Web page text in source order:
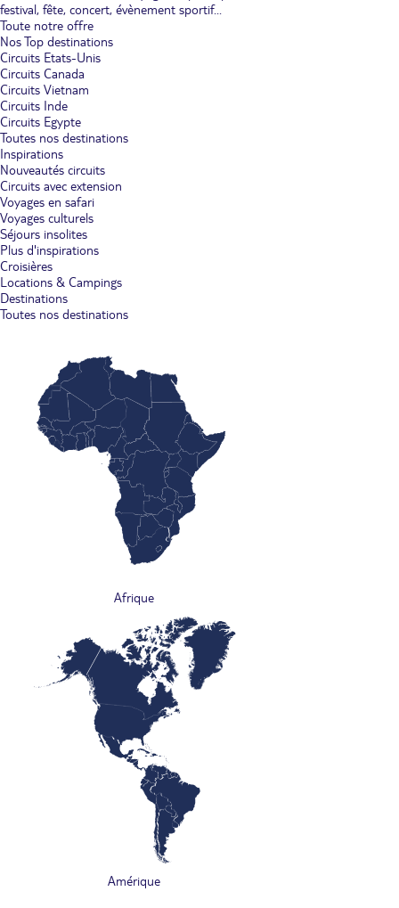
festival, fête, concert, évènement sportif...
Toute notre offre
Nos Top destinations
Circuits Etats-Unis
Circuits Canada
Circuits Vietnam
Circuits Inde
Circuits Egypte
Toutes nos destinations
Inspirations
Nouveautés circuits
Circuits avec extension
Voyages en safari
Voyages culturels
Séjours insolites
Plus d'inspirations
Croisières
Locations & Campings
Destinations
Toutes nos destinations
Afrique
Amérique